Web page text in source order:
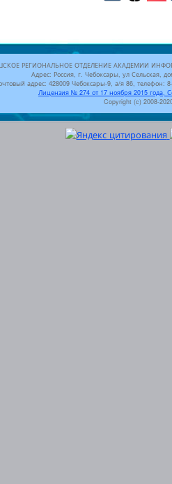
РЕГИОНАЛЬНОЕ ОТДЕЛЕНИЕ АКАДЕМИИ
Адрес: Россия, г. Чебоксары, ул Сельская,
адрес: 428009 Чебоксары-9, а/я 86, телефон:
Лицензия № 274 от 17 ноября 2015 года,
Copyright (c) 2008-